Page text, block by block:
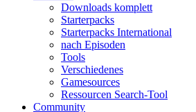
Downloads komplett
Starterpacks
Starterpacks International
nach Episoden
Tools
Verschiedenes
Gamesources
Ressourcen Search-Tool
Community